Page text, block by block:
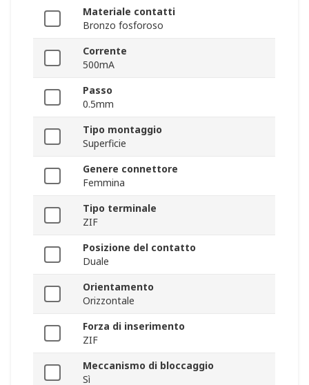
Materiale contatti
Bronzo fosforoso
Corrente
500mA
Passo
0.5mm
Tipo montaggio
Superficie
Genere connettore
Femmina
Tipo terminale
ZIF
Posizione del contatto
Duale
Orientamento
Orizzontale
Forza di inserimento
ZIF
Meccanismo di bloccaggio
Sì